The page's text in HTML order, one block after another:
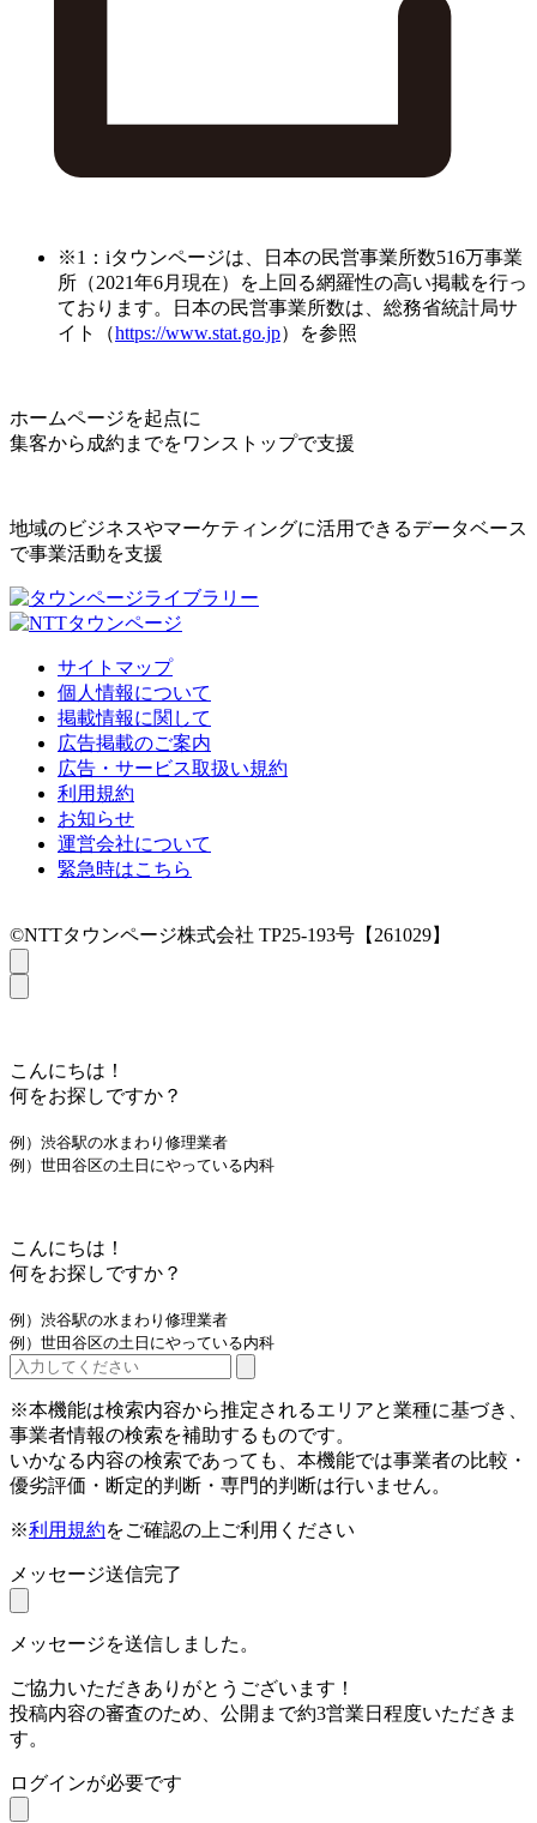
※1：iタウンページは、日本の民営事業所数516万事業
所（2021年6月現在）を上回る網羅性の高い掲載を行っ
ております。日本の民営事業所数は、総務省統計局サ
イト（https://www.stat.go.jp）を参照
ホームページを起点に
集客から成約までをワンストップで支援
地域のビジネスやマーケティングに活用できるデータベース
で事業活動を支援
サイトマップ
個人情報について
掲載情報に関して
広告掲載のご案内
広告・サービス取扱い規約
利用規約
お知らせ
運営会社について
緊急時はこちら
©NTTタウンページ株式会社 TP25-193号【261029】
こんにちは！
何をお探しですか？
例）渋谷駅の水まわり修理業者
例）世田谷区の土日にやっている内科
こんにちは！
何をお探しですか？
例）渋谷駅の水まわり修理業者
例）世田谷区の土日にやっている内科
※本機能は検索内容から推定されるエリアと業種に基づき、
事業者情報の検索を補助するものです。
いかなる内容の検索であっても、本機能では事業者の比較・
優劣評価・断定的判断・専門的判断は行いません。
※利用規約をご確認の上ご利用ください
メッセージ送信完了
メッセージを送信しました。
ご協力いただきありがとうございます！
投稿内容の審査のため、公開まで約3営業日程度いただきま
す。
ログインが必要です